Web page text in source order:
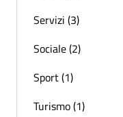
Servizi (3)
Sociale (2)
Sport (1)
Turismo (1)